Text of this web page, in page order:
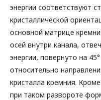
энергии соответствуют
кристаллической
основной матрице
осей внутри канала,
энергии, повернуто на
относительно
кристалла кремния.
при таком развороте